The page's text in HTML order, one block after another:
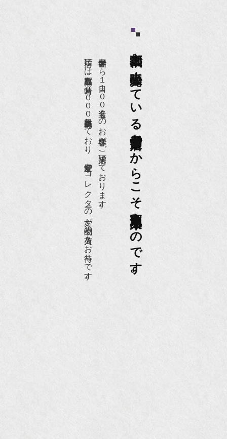
京都祇園で小売販売している
老舗骨董店だからこそ高価買取出来るのです。
世界各国から１日１００名近くのお客様がご来店頂いております。
店頭には買取商品を常時２０００点以上展示販売しており、
愛好家やコレクターの方が品物の入荷をお待ちです。